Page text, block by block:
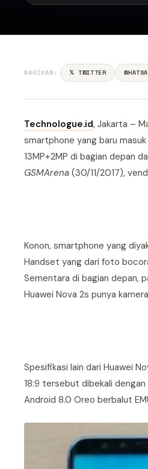
BAGIKAN: 𝕏 TWITTER
Technologue.id, Jakarta –
smartphone yang baru
13MP+2MP di bagian depan
GSMArena (30/11/2017),
Konon, smartphone yang
Handset yang dari foto
Sementara di bagian depan,
Huawei Nova 2s punya
Spesifikasi lain dari Huawei
18:9 tersebut dibekali
Android 8.0 Oreo berbalut